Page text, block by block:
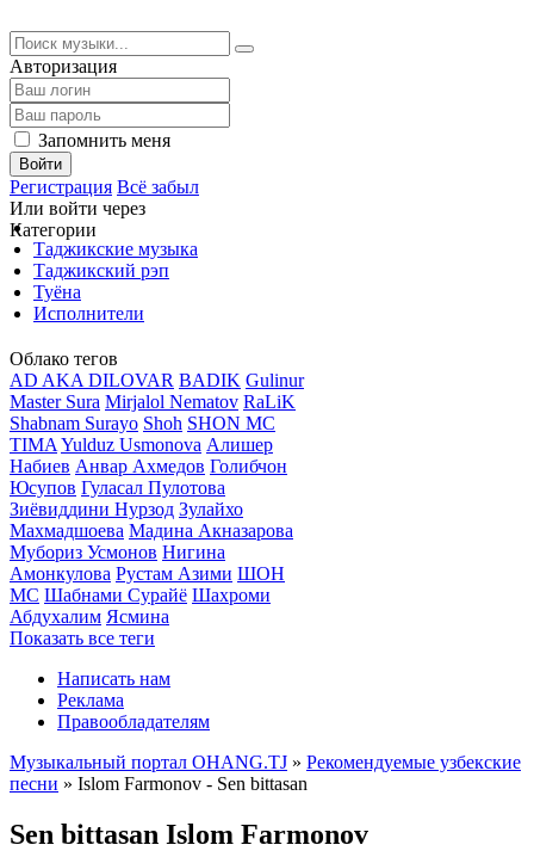
Авторизация
Запомнить меня
Войти
Регистрация Всё забыл
Или войти через
Категории
Таджикские музыка
Таджикский рэп
Туёна
Исполнители
Облако тегов
AD AKA DILOVAR BADIK Gulinur
Master Sura Mirjalol Nematov RaLiK
Shabnam Surayo Shoh SHON MC
TIMA Yulduz Usmonova Алишер
Набиев Анвар Ахмедов Голибчон
Юсупов Гуласал Пулотова
Зиёвиддини Нурзод Зулайхо
Махмадшоева Мадина Акназарова
Мубориз Усмонов Нигина
Амонкулова Рустам Азими ШОН
МС Шабнами Сурайё Шахроми
Абдухалим Ясмина
Показать все теги
Написать нам
Реклама
Правообладателям
Музыкальный портал OHANG.TJ » Рекомендуемые узбекские
песни » Islom Farmonov - Sen bittasan
Sen bittasan Islom Farmonov